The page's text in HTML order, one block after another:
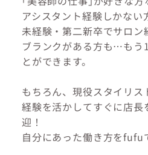
アシスタント経験しかない
未経験・第二新卒でサロン
ブランクがある方も…もう
とができます。
もちろん、現役スタイリス
経験を活かしてすぐに店長
迎！
自分にあった働き方をfufu